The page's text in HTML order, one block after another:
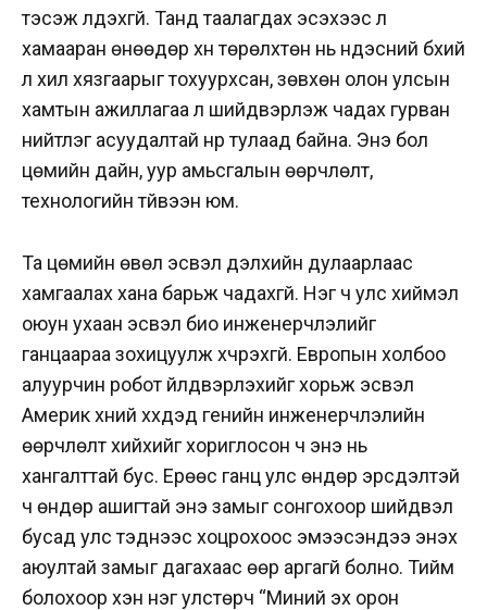
тэсэж үлдэхгүй. Танд таалагдах эсэхээс үл
хамааран өнөөдөр хүн төрөлхтөн нь үндэсний бүхий
л хил хязгаарыг тохуурхсан, зөвхөн олон улсын
хамтын ажиллагаа л шийдвэрлэж чадах гурван
нийтлэг асуудалтай нүүр тулаад байна. Энэ бол
цөмийн дайн, уур амьсгалын өөрчлөлт,
технологийн түйвээн юм.
Та цөмийн өвөл эсвэл дэлхийн дулаарлаас
хамгаалах хана барьж чадахгүй. Нэг ч улс хиймэл
оюун ухаан эсвэл био инженерчлэлийг
ганцаараа зохицуулж хүчрэхгүй. Европын холбоо
алуурчин робот үйлдвэрлэхийг хорьж эсвэл
Америк хүний хүүхдэд генийн инженерчлэлийн
өөрчлөлт хийхийг хориглосон ч энэ нь
хангалттай бус. Ерөөс ганц улс өндөр эрсдэлтэй
ч өндөр ашигтай энэ замыг сонгохоор шийдвэл
бусад улс тэднээс хоцрохоос эмээсэндээ энэхүү
аюултай замыг дагахаас өөр аргагүй болно. Тийм
болохоор хэн нэг улстөрч “Миний эх орон